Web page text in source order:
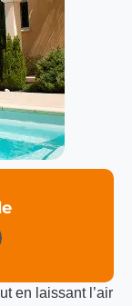
en laissant l’air